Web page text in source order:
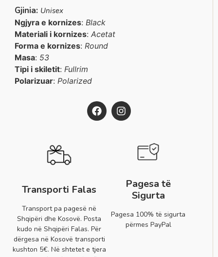
Gjinia: Unisex
Ngjyra e kornizes: Black
Materiali i kornizes: Acetat
Forma e kornizes: Round
Masa: 53
Tipi i skiletit: Fullrim
Polarizuar: Polarized
Transporti Falas
Transport pa pagesë në
Shqipëri dhe Kosovë. Posta
kudo në Shqipëri Falas. Për
dërgesa në Kosovë transporti
kushton 5€. Në shtetet e tjera
Pagesa të
Sigurta
Pagesa 100% të sigurta
përmes PayPal